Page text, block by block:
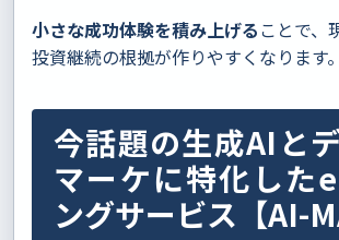
小さな成功体験を積み上げる ことで、
投資継続の根拠が作りやすくなります。
今話題の生成AIと
マーケに特化した
ングサービス【AI-